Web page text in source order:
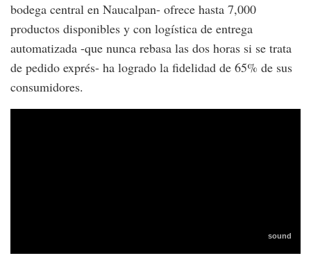
bodega central en Naucalpan- ofrece hasta 7,000
productos disponibles y con logística de entrega
automatizada -que nunca rebasa las dos horas si se trata
de pedido exprés- ha logrado la fidelidad de 65% de sus
consumidores.